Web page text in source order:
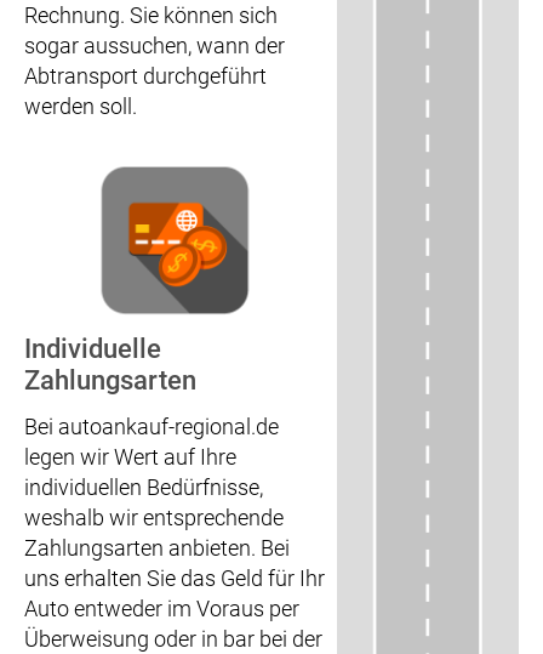
Rechnung. Sie können sich
sogar aussuchen, wann der
Abtransport durchgeführt
werden soll.
Individuelle
Zahlungsarten
Bei autoankauf-regional.de
legen wir Wert auf Ihre
individuellen Bedürfnisse,
weshalb wir entsprechende
Zahlungsarten anbieten. Bei
uns erhalten Sie das Geld für Ihr
Auto entweder im Voraus per
Überweisung oder in bar bei der